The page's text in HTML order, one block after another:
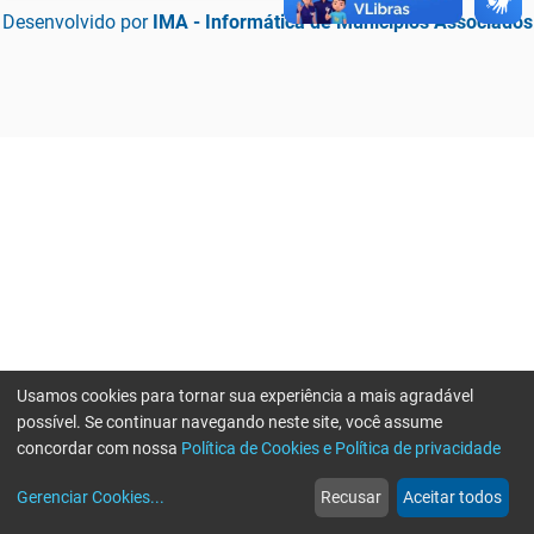
Desenvolvido por IMA - Informática de Municípios Associados
web
Notícias
more_horiz
Mais
Usamos cookies para tornar sua experiência a mais agradável
possível. Se continuar navegando neste site, você assume
concordar com nossa Política de Cookies e Política de privacidade
Gerenciar Cookies... Recusar Aceitar todos
Erro ao enviar informações, por favor tente novamente